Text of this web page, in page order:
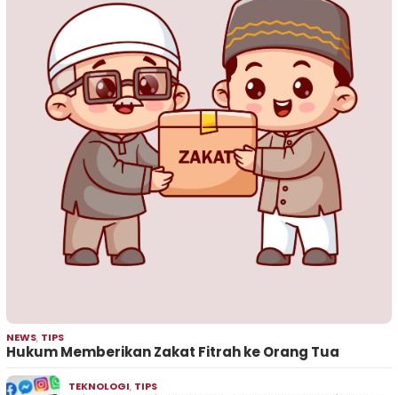
NEWS, TIPS
Hukum Memberikan Zakat Fitrah ke Orang Tua
TEKNOLOGI, TIPS